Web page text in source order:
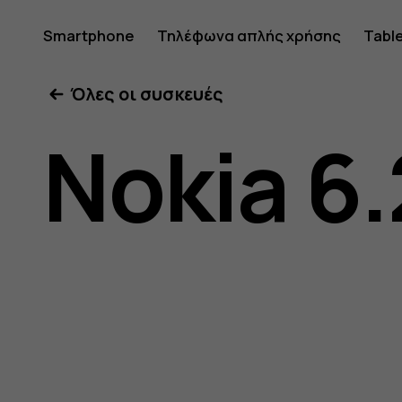
Οδηγίες
χρήσης
Nokia
Smartphone Τηλέφωνα απλής χρήσης
Όλες οι συσκευές
Nokia